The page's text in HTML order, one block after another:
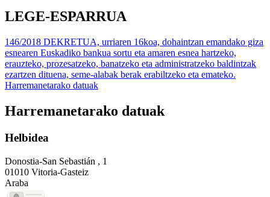
LEGE-ESPARRUA
146/2018 DEKRETUA, urriaren 16koa, dohaintzan emandako giza
esnearen Euskadiko bankua sortu eta amaren esnea hartzeko,
erauzteko, prozesatzeko, banatzeko eta administratzeko baldintzak
ezartzen dituena, seme-alabak berak erabiltzeko eta emateko.
Harremanetarako datuak
Harremanetarako datuak
Helbidea
Donostia-San Sebastián , 1
01010 Vitoria-Gasteiz
Araba